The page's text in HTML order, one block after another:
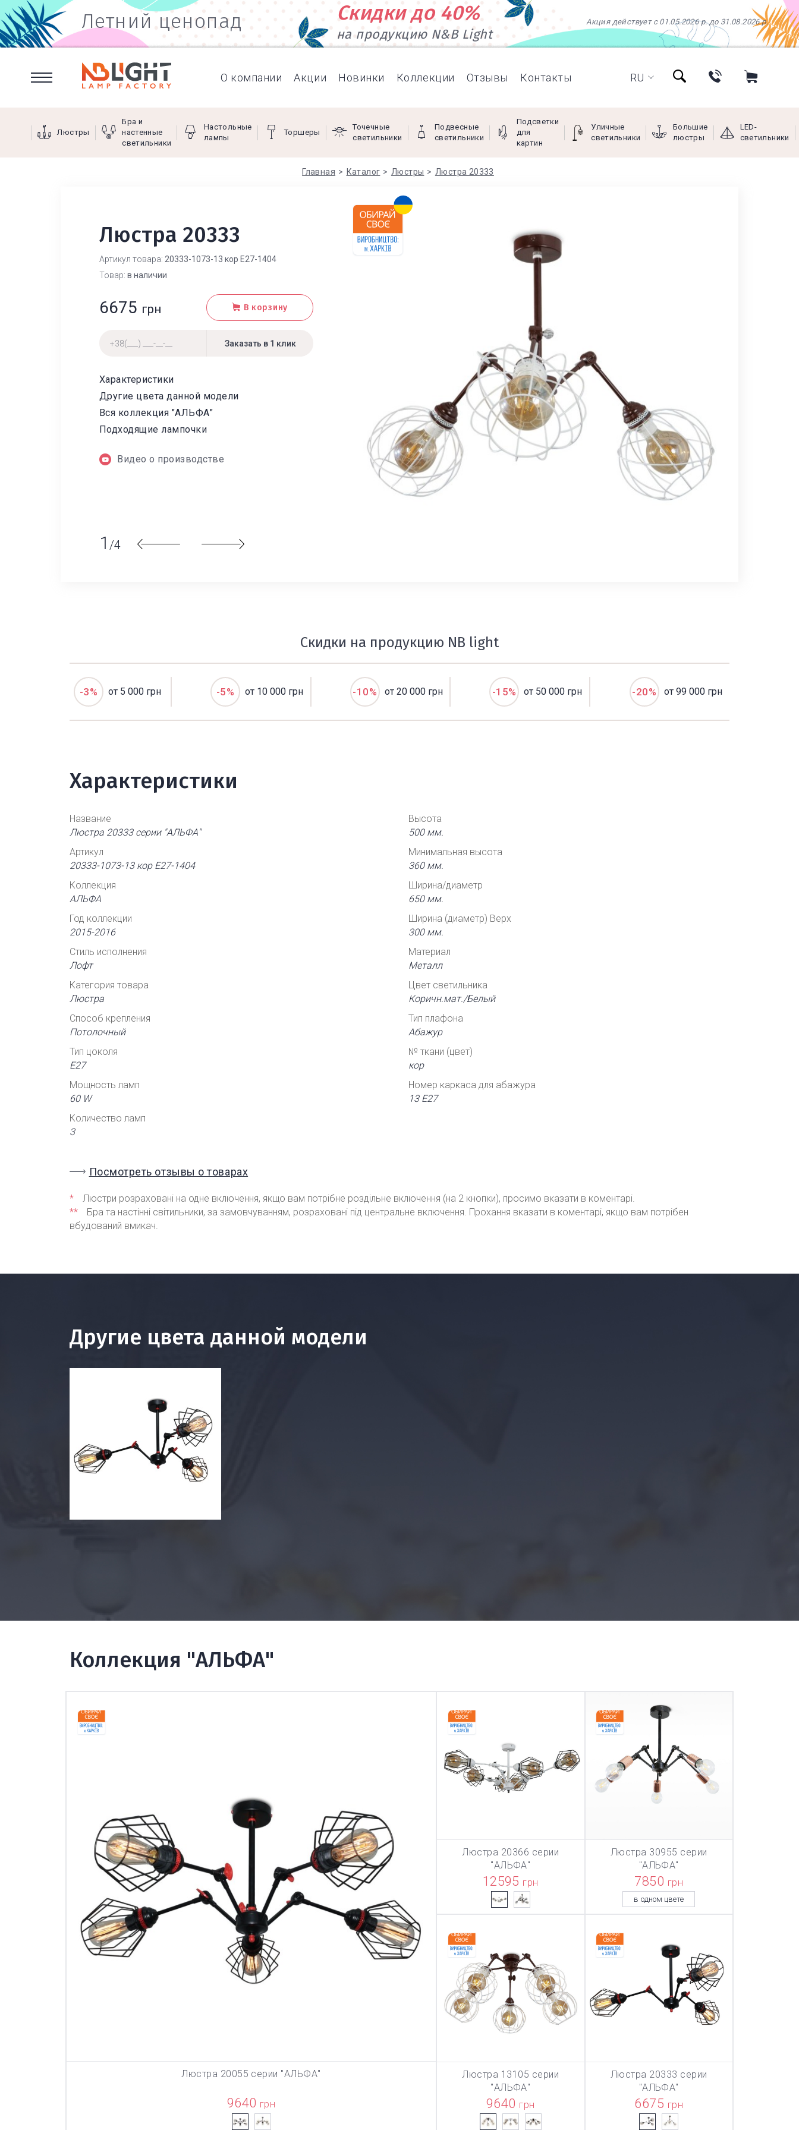
Летний ценопад Скидки до 40%
на продукцию N&B Light
Акция действует с 01.05.2026 р. до 31.08.2026 р.
О компании Акции Новинки Коллекции Отзывы Контакты RU
Люстры
Бра и
настенные
светильники
Настольные
лампы
Торшеры
Точечные
светильники
Подвесные
светильники
Подсветки
для
картин
Уличные
светильники
Большие
люстры
LED-
светильники
Главная Каталог Люстры Люстра 20333
Люстра 20333
Артикул товара: 20333-1073-13 кор Е27-1404
Товар: в наличии
6675 грн В корзину
Характеристики
Другие цвета данной модели
Вся коллекция "АЛЬФА"
Подходящие лампочки
Видео о производстве
1 /4
Скидки на продукцию NB light
-3% от 5 000 грн -5% от 10 000 грн -10% от 20 000 грн -15% от 50 000 грн -20% от 99 000 грн
Характеристики
Название
Люстра 20333 серии "АЛЬФА"
Артикул
20333-1073-13 кор Е27-1404
Коллекция
АЛЬФА
Год коллекции
2015-2016
Стиль исполнения
Лофт
Категория товара
Люстра
Способ крепления
Потолочный
Тип цоколя
Е27
Мощность ламп
60 W
Количество ламп
3
Высота
500 мм.
Минимальная высота
360 мм.
Ширина/диаметр
650 мм.
Ширина (диаметр) Верх
300 мм.
Материал
Металл
Цвет светильника
Коричн.мат./Белый
Тип плафона
Абажур
№ ткани (цвет)
кор
Номер каркаса для абажура
13 Е27
Посмотреть отзывы о товарах
*
Люстри розраховані на одне включення, якщо вам потрібне роздільне включення (на 2 кнопки), просимо вказати в коментарі.
**
Бра та настінні світильники, за замовчуванням, розраховані під центральне включення. Прохання вказати в коментарі, якщо вам потрібен
вбудований вмикач.
Другие цвета данной модели
Коллекция "АЛЬФА"
ТОВАР ДОБАВЛЕН В КОРЗИНУ
В КОРЗИНУ
Люстра 20055 серии "АЛЬФА"
9640 грн
ТОВАР ДОБАВЛЕН В КОРЗИНУ
В КОРЗИНУ
Люстра 20366 серии
"АЛЬФА"
12595 грн
В КОРЗИНУ
Люстра 30955 серии
"АЛЬФА"
7850 грн
в одном цвете
ТОВАР ДОБАВЛЕН В КОРЗИНУ
В КОРЗИНУ
Люстра 13105 серии
"АЛЬФА"
9640 грн
В КОРЗИНУ
Люстра 20333 серии
"АЛЬФА"
6675 грн